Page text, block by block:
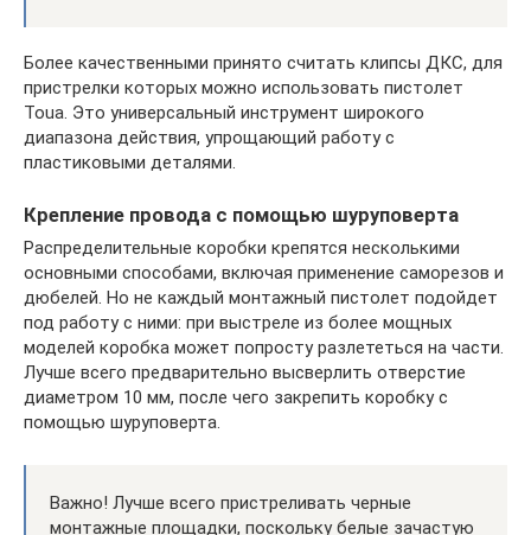
Более качественными принято считать клипсы ДКС, для
пристрелки которых можно использовать пистолет
Toua. Это универсальный инструмент широкого
диапазона действия, упрощающий работу с
пластиковыми деталями.
Крепление провода с помощью шуруповерта
Распределительные коробки крепятся несколькими
основными способами, включая применение саморезов и
дюбелей. Но не каждый монтажный пистолет подойдет
под работу с ними: при выстреле из более мощных
моделей коробка может попросту разлететься на части.
Лучше всего предварительно высверлить отверстие
диаметром 10 мм, после чего закрепить коробку с
помощью шуруповерта.
Важно! Лучше всего пристреливать черные
монтажные площадки, поскольку белые зачастую